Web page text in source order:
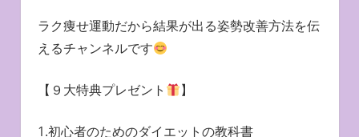
ラク痩せ運動だから結果が出る姿勢改善方法を伝
えるチャンネルです
【９大特典プレゼント 】
1.初心者のためのダイエットの教科書